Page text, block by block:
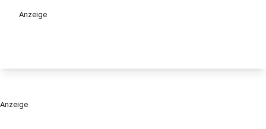
Anzeige
Anzeige